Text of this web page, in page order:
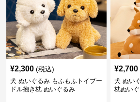
¥2,300 (税込)
犬 ぬいぐるみ もふもふトイプー
ドル抱き枕 ぬいぐるみ
¥2,700
犬 ぬい
枕ぬい